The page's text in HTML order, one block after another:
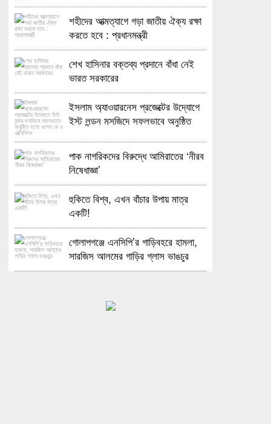
শহীদের আত্মত্যাগে গড়া জাতীয় ঐক্য রক্ষা
করতে হবে : প্রধানমন্ত্রী
শেখ হাসিনার বক্তব্য প্রদানে বাঁধা নেই
ভারত সরকারের
ইসলাম অ্যাওয়ারনেস প্রজেক্টের উদ্যোগে
ইস্ট লন্ডন মসজিদে সফলভাবে অনুষ্ঠিত
পাক নাগরিকদের বিরুদ্ধে আমিরাতের ‘নীরব
নিষেধাজ্ঞা’
হুকিতে বিশ্ব, এখন বাঁচার উপায় মাত্র
একটি!
গোলাপগঞ্জে এনসিপি’র গাড়িবহরে হামলা,
সারজিস আলমের গাড়ির গ্লাস ভাঙচুর